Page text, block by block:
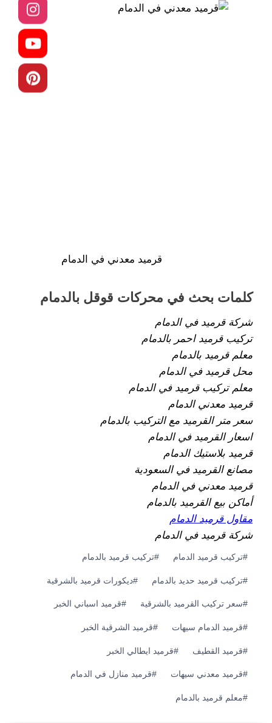
قرميد معدني في الدمام
كلمات بحث في محركات قوقل بالدمام
شركة قرميد في الدمام
تركيب قرميد احمر بالدمام
معلم قرميد بالدمام
محل قرميد في الدمام
معلم تركيب قرميد في الدمام
قرميد معدني الدمام
سعر متر القرميد مع التركيب بالدمام
اسعار القرميد في الدمام
قرميد بلاستيك الدمام
مصانع القرميد في السعودية
قرميد معدني في الدمام
أماكن بيع القرميد بالدمام
مقاول قرميد الدمام
شركة قرميد في الدمام
وسوم
#تركيب قرميد الدمام #تركيب قرميد بالدمام
#تركيب قرميد حديد بالدمام #ديكورات قرميد بالشرقية
#سعر تركيب القرميد بالشرقية #قرميد اسباني الخبر
#قرميد الدمام سيهات #قرميد الشرقية الخبر
#قرميد القطيف #قرميد ايطالي الخبر
#قرميد معدني سيهات #قرميد منازل في الدمام
#معلم قرميد بالدمام